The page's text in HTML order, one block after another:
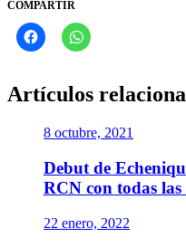
COMPARTIR
Artículos
8 octubre, 2021
Debut de
RCN con todas las
22 enero, 2022